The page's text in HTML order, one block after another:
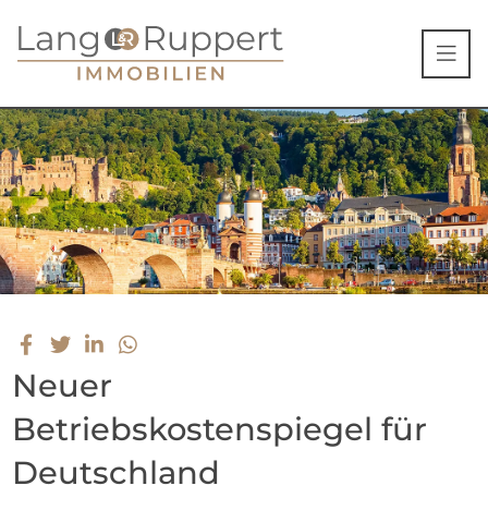
Neuer
Betriebskostenspiegel für
Deutschland